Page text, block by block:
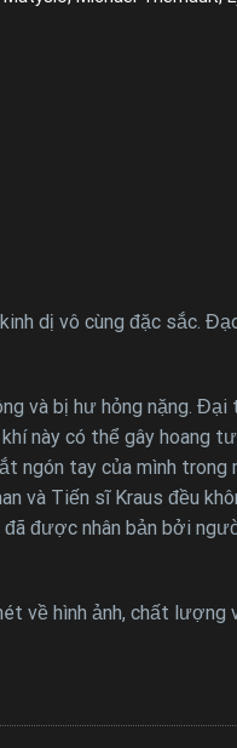
dị vô cùng đặc sắc.
và bị hư hỏng nặng. Đại
này có thể gây hoang
ngón tay của mình
và Tiến sĩ Kraus đều
được nhân bản bởi
về hình ảnh, chất